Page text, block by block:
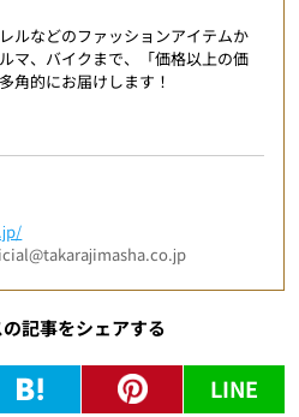
ルなどのファッションアイテムか
マ、バイクまで、「価格以上の価
角的にお届けします！
記事をシェアする
LINE